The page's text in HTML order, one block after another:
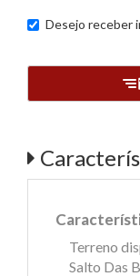
Desejo receber
Terreno
Salto Das